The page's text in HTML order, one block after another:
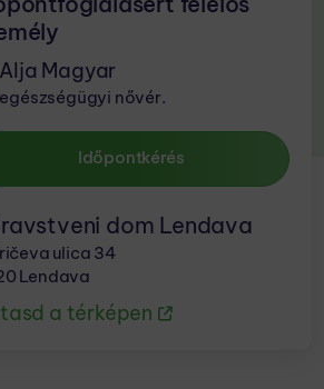
Alja Magyar
egészségügyi nővér.
Időpontkérés
dom Lendava
ulica 34
Lendava
a térképen